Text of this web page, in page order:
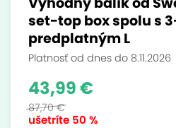
set-top box spolu s
predplatným L
Platnosť od dnes do 8.11.2026
ušetríte 50 %
43,99 €
87,70 €